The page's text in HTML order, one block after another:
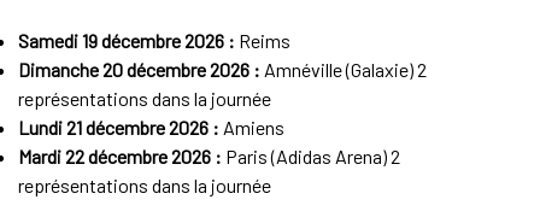
Samedi 19 décembre 2026 : Reims
Dimanche 20 décembre 2026 : Amnéville (Galaxie) 2
représentations dans la journée
Lundi 21 décembre 2026 : Amiens
Mardi 22 décembre 2026 : Paris (Adidas Arena) 2
représentations dans la journée